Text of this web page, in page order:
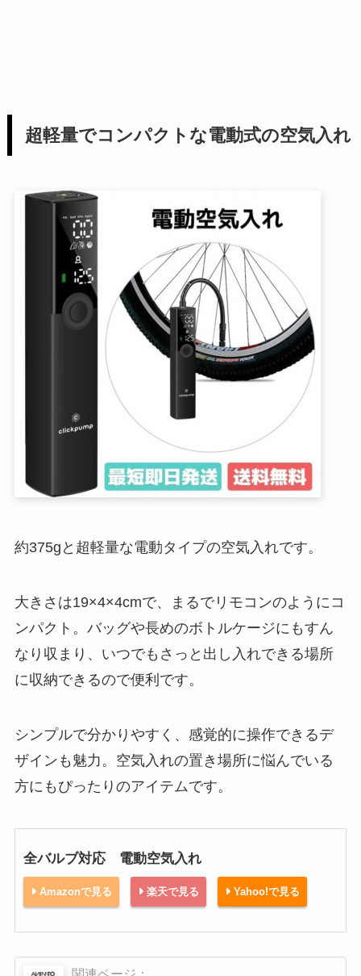
超軽量でコンパクトな電動式の空気入れ
約375gと超軽量な電動タイプの空気入れです。
大きさは19×4×4cmで、まるでリモコンのようにコ
ンパクト。バッグや長めのボトルケージにもすん
なり収まり、いつでもさっと出し入れできる場所
に収納できるので便利です。
シンプルで分かりやすく、感覚的に操作できるデ
ザインも魅力。空気入れの置き場所に悩んでいる
方にもぴったりのアイテムです。
全バルブ対応 電動空気入れ
Amazonで見る 楽天で見る Yahoo!で見る